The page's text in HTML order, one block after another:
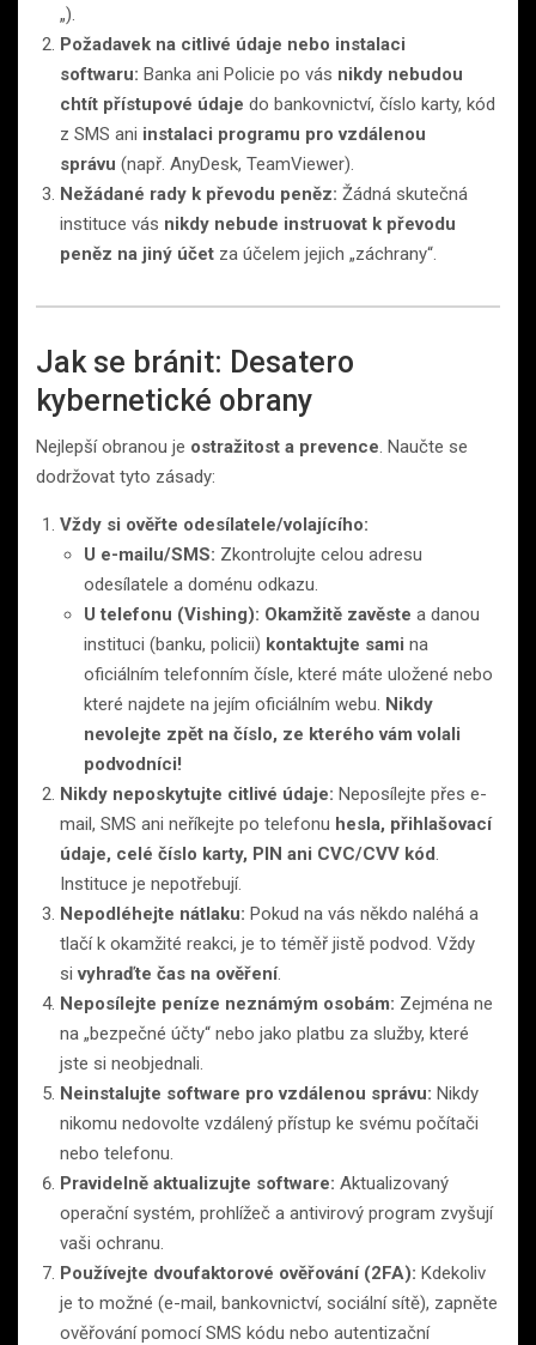
„).
Požadavek na citlivé údaje nebo instalaci
softwaru: Banka ani Policie po vás nikdy nebudou
chtít přístupové údaje do bankovnictví, číslo karty, kód
z SMS ani instalaci programu pro vzdálenou
správu (např. AnyDesk, TeamViewer).
Nežádané rady k převodu peněz: Žádná skutečná
instituce vás nikdy nebude instruovat k převodu
peněz na jiný účet za účelem jejich „záchrany“.
Jak se bránit: Desatero
kybernetické obrany
Nejlepší obranou je ostražitost a prevence . Naučte se
dodržovat tyto zásady:
Vždy si ověřte odesílatele/volajícího:
U e-mailu/SMS: Zkontrolujte celou adresu
odesílatele a doménu odkazu.
U telefonu (Vishing): Okamžitě zavěste a danou
instituci (banku, policii) kontaktujte sami na
oficiálním telefonním čísle, které máte uložené nebo
které najdete na jejím oficiálním webu. Nikdy
nevolejte zpět na číslo, ze kterého vám volali
podvodníci!
Nikdy neposkytujte citlivé údaje: Neposílejte přes e-
mail, SMS ani neříkejte po telefonu hesla, přihlašovací
údaje, celé číslo karty, PIN ani CVC/CVV kód
Instituce je nepotřebují.
Nepodléhejte nátlaku: Pokud na vás někdo naléhá a
tlačí k okamžité reakci, je to téměř jistě podvod. Vždy
sivyhraďte čas na ověření.
Neposílejte peníze neznámým osobám: Zejména ne
na „bezpečné účty“ nebo jako platbu za služby, které
jste si neobjednali.
Neinstalujte software pro vzdálenou správu: Nikdy
nikomu nedovolte vzdálený přístup ke svému počítači
nebo telefonu.
Pravidelně aktualizujte software: Aktualizovaný
operační systém, prohlížeč a antivirový program zvyšují
vaši ochranu.
Používejte dvoufaktorové ověřování (2FA): Kdekoliv
je to možné (e-mail, bankovnictví, sociální sítě), zapněte
ověřování pomocí SMS kódu nebo autentizační